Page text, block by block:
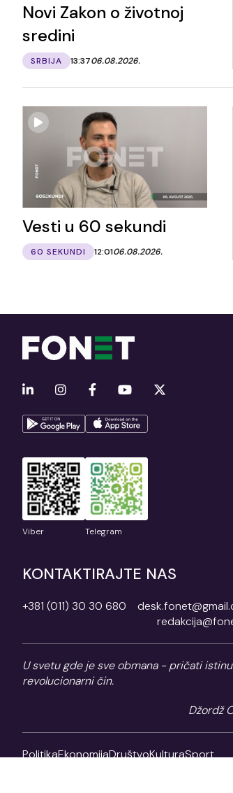
Novi Zakon o životnoj
sredini
SRBIJA 13:3706.08.2026.
Vesti u 60 sekundi
60 SEKUNDI 12:0106.08.2026.
Viber Telegram
KONTAKTIRAJTE NAS
+381 (011) 30 30 680
U svetu gde je sve obmana - pričati
revolucionarni čin.
Džordž
PolitikaEkonomijaDruštvoKulturaSport